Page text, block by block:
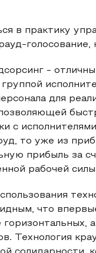
в практику
-
для
с
то уже из
прибыль за
рабочей
что
Технология